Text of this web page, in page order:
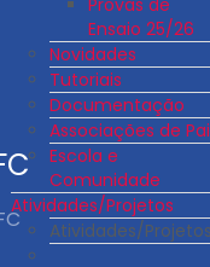
Ensaio 25/26
Novidades
Tutoriais
Documentação
Associações de
Escola e
Comunidade
Atividades/Projetos
Atividades/